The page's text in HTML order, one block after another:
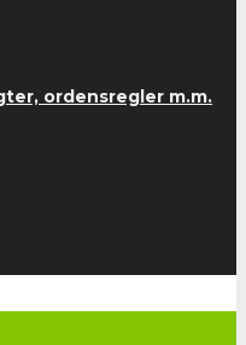
ordensregler m.m.